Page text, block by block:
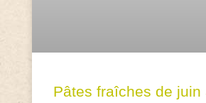
Pâtes fraîches de juin